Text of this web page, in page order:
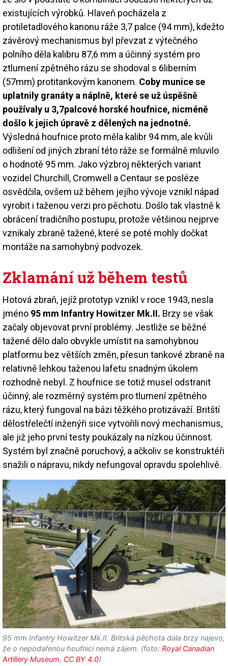
existujících výrobků. Hlaveň pocházela z
protiletadlového kanonu ráže 3,7 palce (94 mm), kdežto
závěrový mechanismus byl převzat z výtečného
polního děla kalibru 87,6 mm a účinný systém pro
ztlumení zpětného rázu se shodoval s 6liberním
(57mm) protitankovým kanonem. Coby munice se
uplatnily granáty a náplně, které se už úspěšně
používaly u 3,7palcové horské houfnice, nicméně
došlo k jejich úpravě z dělených na jednotné.
Výsledná houfnice proto měla kalibr 94 mm, ale kvůli
odlišení od jiných zbraní této ráže se formálně mluvilo
o hodnotě 95 mm. Jako výzbroj některých variant
vozidel Churchill, Cromwell a Centaur se posléze
osvědčila, ovšem už během jejího vývoje vznikl nápad
vyrobit i taženou verzi pro pěchotu. Došlo tak vlastně k
obrácení tradičního postupu, protože většinou nejprve
vznikaly zbraně tažené, které se poté mohly dočkat
montáže na samohybný podvozek.
Zklamání už během testů
Hotová zbraň, jejíž prototyp vznikl v roce 1943, nesla
jméno 95 mm Infantry Howitzer Mk.II. Brzy se však
začaly objevovat první problémy. Jestliže se běžné
tažené dělo dalo obvykle umístit na samohybnou
platformu bez větších změn, přesun tankové zbraně na
relativně lehkou taženou lafetu snadným úkolem
rozhodně nebyl. Z houfnice se totiž musel odstranit
účinný, ale rozměrný systém pro tlumení zpětného
rázu, který fungoval na bázi těžkého protizávaží. Britští
dělostřelečtí inženýři sice vytvořili nový mechanismus,
ale již jeho první testy poukázaly na nízkou účinnost.
Systém byl značně poruchový, a ačkoliv se konstruktéři
snažili o nápravu, nikdy nefungoval opravdu spolehlivě.
95 mm Infantry Howitzer Mk.II. Britská pěchota dala brzy najevo,
že o nepodařenou houfnici nemá zájem. (foto: Royal Canadian
Artillery Museum, CC BY 4.0)